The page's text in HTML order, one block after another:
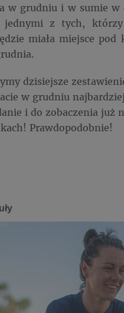
w grudniu i w sumie w
jednymi z tych, którzy
miała miejsce pod
dzisiejsze
w grudniu
i do zobaczenia już
Prawdopodobnie!